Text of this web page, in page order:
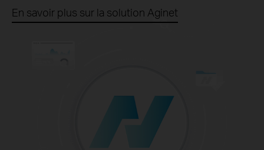
En savoir plus sur la solution Aginet